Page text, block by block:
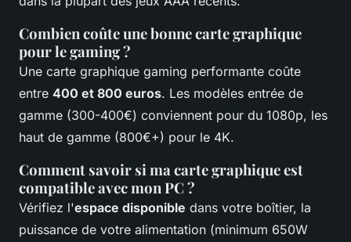
Combien coûte une bonne carte graphique
pour le gaming ?
Une carte graphique gaming performante coûte
entre 400 et 800 euros. Les modèles entrée de
gamme (300-400€) conviennent pour du 1080p, les
haut de gamme (800€+) pour le 4K.
Comment savoir si ma carte graphique est
compatible avec mon PC ?
Vérifiez l'espace disponible dans votre boîtier, la
puissance de votre alimentation (minimum 650W